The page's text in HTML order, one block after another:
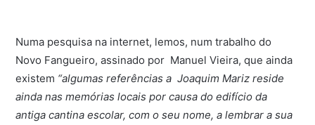
Numa pesquisa na internet, lemos, num trabalho do
Novo Fangueiro, assinado por Manuel Vieira, que ainda
existem “algumas referências a Joaquim Mariz reside
ainda nas memórias locais por causa do edifício da
antiga cantina escolar, com o seu nome, a lembrar a sua